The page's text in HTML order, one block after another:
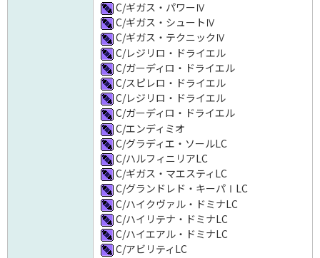
C/ギガス・パワーⅣ
C/ギガス・シュートⅣ
C/ギガス・テクニックⅣ
C/レジリロ・ドライエル
C/ガーディロ・ドライエル
C/スピレロ・ドライエル
C/レジリロ・ドライエル
C/ガーディロ・ドライエル
C/エンディミオ
C/グラディエ・ソールLC
C/ハルフィニリアLC
C/ギガス・マエスティLC
C/グランドレド・キーパⅠLC
C/ハイクヴァル・ドミナLC
C/ハイリテナ・ドミナLC
C/ハイエアル・ドミナLC
C/アビリティLC